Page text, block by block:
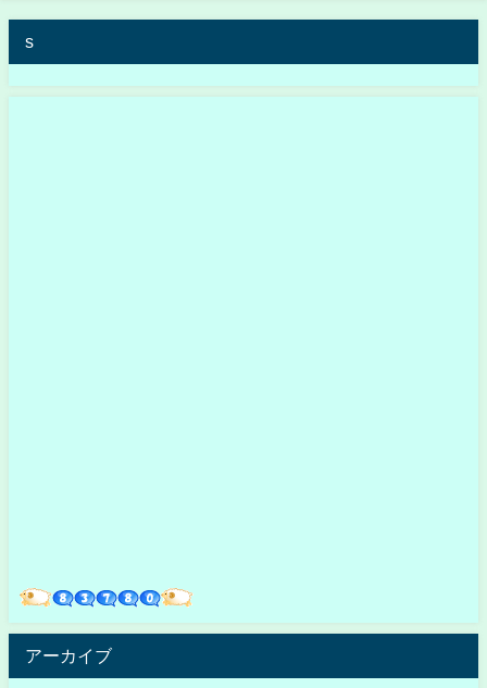
s
アーカイブ